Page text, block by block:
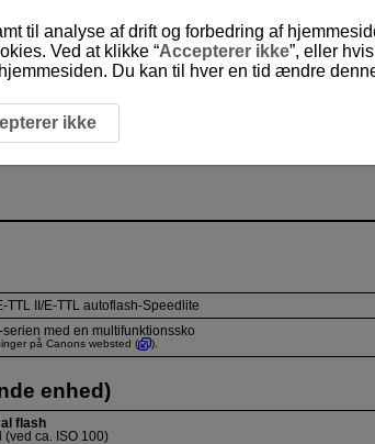
TTL II /E-TTL
autoflash-Speedlite
serien med en multifunktionssko
på Canons websted ( ).
enhed)
flash
(ved ca. ISO 100)
til analyse af drift og forbedring af
Ved at klikke “Accepterer ikke”, eller
Du kan til hver en tid ændre
ikke